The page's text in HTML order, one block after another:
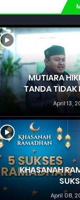
MUTIARA
TANDA TIDAK
April 13,
KHASANAH
April 08,